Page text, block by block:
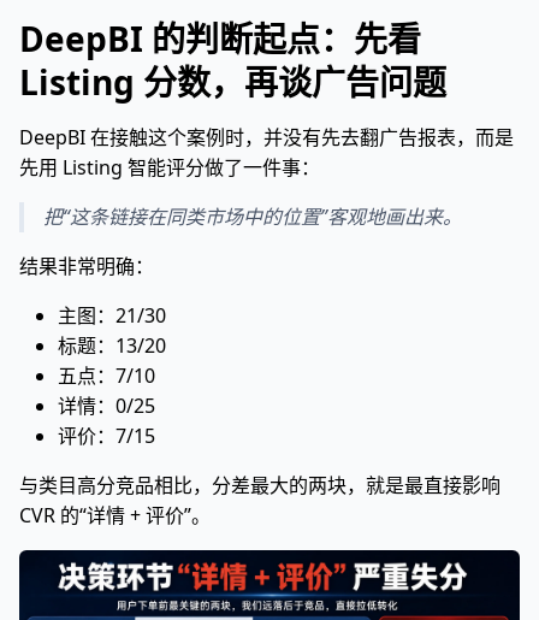
DeepBI 的判断起点：先看
Listing 分数，再谈广告问题
DeepBI 在接触这个案例时，并没有先去翻广告报表，而是
先用 Listing 智能评分做了一件事：
把“这条链接在同类市场中的位置”客观地画出来。
结果非常明确：
主图：21/30
标题：13/20
五点：7/10
详情：0/25
评价：7/15
与类目高分竞品相比，分差最大的两块，就是最直接影响
CVR 的“详情 + 评价”。